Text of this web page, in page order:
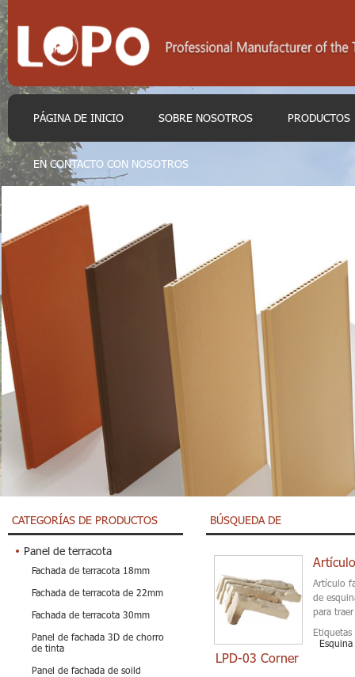
PÁGINA DE INICIO SOBRE NOSOTROS PRODUCTOS
EN CONTACTO CON NOSOTROS
CATEGORÍAS DE PRODUCTOS
Panel de terracota
Fachada de terracota 18mm
Fachada de terracota de 22mm
Fachada de terracota 30mm
Panel de fachada 3D de chorro
de tinta
Panel de fachada de soild
BÚSQUEDA DE
LPD-03 Corner
Artículo
de
para